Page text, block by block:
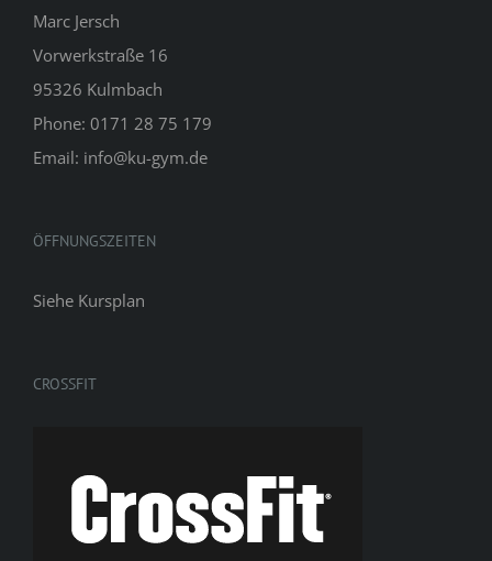
Marc Jersch
Vorwerkstraße 16
95326 Kulmbach
Phone: 0171 28 75 179
Email: info@ku-gym.de
ÖFFNUNGSZEITEN
Siehe Kursplan
CROSSFIT